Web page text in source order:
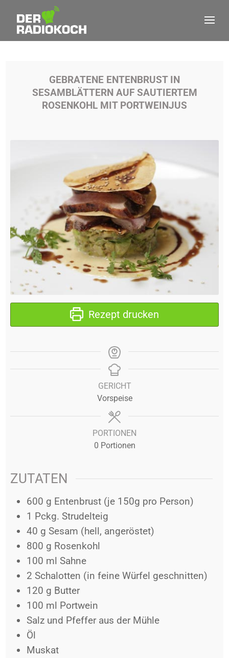
GEBRATENE ENTENBRUST IN
SESAMBLÄTTERN AUF SAUTIERTEM
ROSENKOHL MIT PORTWEINJUS
Rezept drucken
GERICHT
Vorspeise
PORTIONEN
0 Portionen
ZUTATEN
600 g Entenbrust (je 150g pro Person)
1 Pckg. Strudelteig
40 g Sesam (hell, angeröstet)
800 g Rosenkohl
100 ml Sahne
2 Schalotten (in feine Würfel geschnitten)
120 g Butter
100 ml Portwein
Salz und Pfeffer aus der Mühle
Öl
Muskat